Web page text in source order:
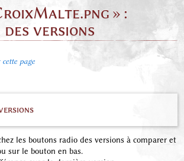
» :
versions
page
les boutons radio des versions à comparer et
sur le bouton en bas.